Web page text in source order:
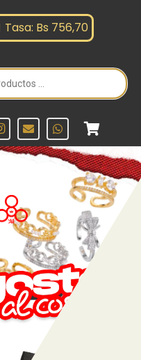
Tasa: Bs 756,70
productos